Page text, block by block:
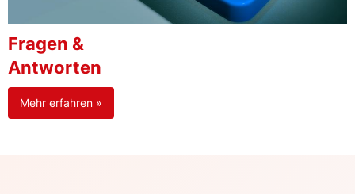
Fragen &
Antworten
Mehr erfahren »